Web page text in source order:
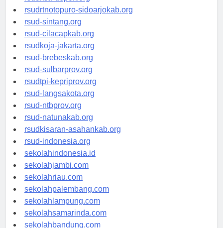
rsudksa-depok.org
rsudrtnotopuro-sidoarjokab.org
rsud-sintang.org
rsud-cilacapkab.org
rsudkoja-jakarta.org
rsud-brebeskab.org
rsud-sulbarprov.org
rsudtpi-kepriprov.org
rsud-langsakota.org
rsud-ntbprov.org
rsud-natunakab.org
rsudkisaran-asahankab.org
rsud-indonesia.org
sekolahindonesia.id
sekolahjambi.com
sekolahriau.com
sekolahpalembang.com
sekolahlampung.com
sekolahsamarinda.com